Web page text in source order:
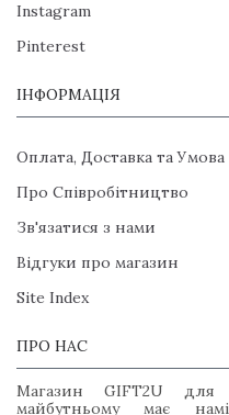
Instagram
Pinterest
ІНФОРМАЦІЯ
Оплата, Доставка та Умова
Про Співробітництво
Зв'язатися з нами
Відгуки про магазин
Site Index
ПРО НАС
Магазин GIFT2U
майбутньому має